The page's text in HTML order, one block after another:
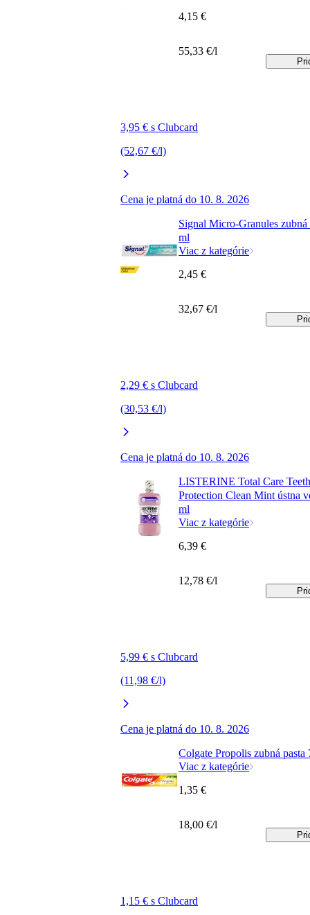
3,95 € s Clubcard
(52,67 €/l)
Cena je platná do 10. 8. 2026
4,15 €
55,33 €/l
Signal Micro-Granules zubná
ml
Viac z kategórie
2,29 € s Clubcard
(30,53 €/l)
Cena je platná do 10. 8. 2026
2,45 €
32,67 €/l
LISTERINE Total Care Teeth
Protection Clean Mint ústna
ml
Viac z kategórie
5,99 € s Clubcard
(11,98 €/l)
Cena je platná do 10. 8. 2026
6,39 €
12,78 €/l
Colgate Propolis zubná pasta
Viac z kategórie
1,15 € s Clubcard
1,35 €
18,00 €/l